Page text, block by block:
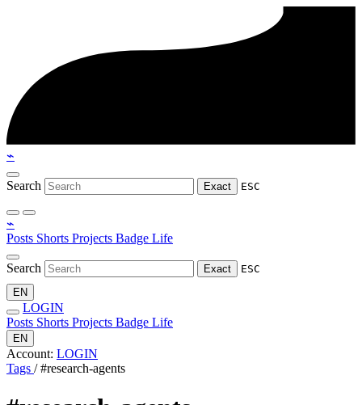
⌁
Search Exact ESC
⌁
Posts Shorts Projects Badge Life
Search Exact
ESC
EN
LOGIN
Posts Shorts Projects Badge Life
EN
Account: LOGIN
Tags / #research-agents